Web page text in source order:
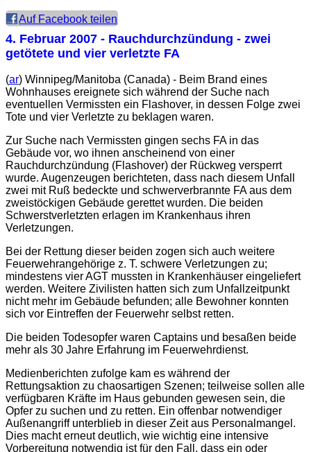
Auf Facebook teilen
4. Februar 2007 - Rauchdurchzündung - zwei
getötete und vier verletzte FA
(ar) Winnipeg/Manitoba (Canada) - Beim Brand eines
Wohnhauses ereignete sich während der Suche nach
eventuellen Vermissten ein Flashover, in dessen Folge zwei
Tote und vier Verletzte zu beklagen waren.
Zur Suche nach Vermissten gingen sechs FA in das
Gebäude vor, wo ihnen anscheinend von einer
Rauchdurchzündung (Flashover) der Rückweg versperrt
wurde. Augenzeugen berichteten, dass nach diesem Unfall
zwei mit Ruß bedeckte und schwerverbrannte FA aus dem
zweistöckigen Gebäude gerettet wurden. Die beiden
Schwerstverletzten erlagen im Krankenhaus ihren
Verletzungen.
Bei der Rettung dieser beiden zogen sich auch weitere
Feuerwehrangehörige z. T. schwere Verletzungen zu;
mindestens vier AGT mussten in Krankenhäuser eingeliefert
werden. Weitere Zivilisten hatten sich zum Unfallzeitpunkt
nicht mehr im Gebäude befunden; alle Bewohner konnten
sich vor Eintreffen der Feuerwehr selbst retten.
Die beiden Todesopfer waren Captains und besaßen beide
mehr als 30 Jahre Erfahrung im Feuerwehrdienst.
Medienberichten zufolge kam es während der
Rettungsaktion zu chaosartigen Szenen; teilweise sollen alle
verfügbaren Kräfte im Haus gebunden gewesen sein, die
Opfer zu suchen und zu retten. Ein offenbar notwendiger
Außenangriff unterblieb in dieser Zeit aus Personalmangel.
Dies macht erneut deutlich, wie wichtig eine intensive
Vorbereitung notwendig ist für den Fall, dass ein oder